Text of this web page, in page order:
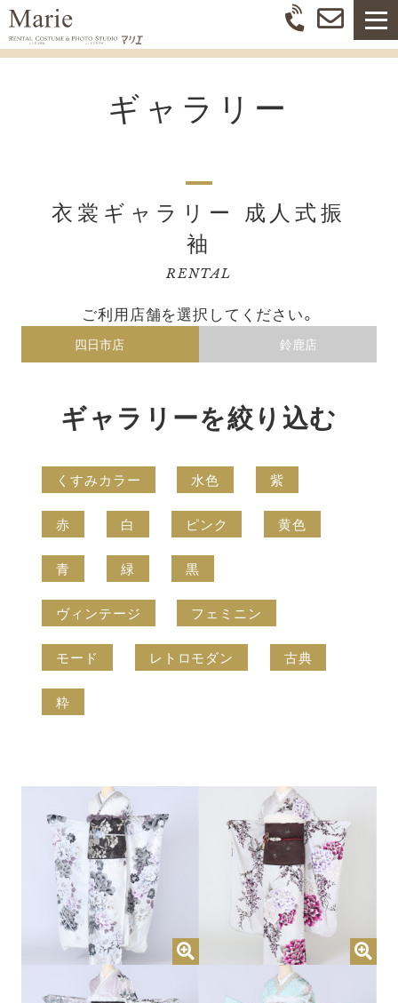
ギャラリー
衣裳ギャラリー 成人式振
袖
RENTAL
ご利用店舗を選択してください。
四日市店 鈴鹿店
ギャラリーを絞り込む
くすみカラー 水色 紫
赤 白 ピンク 黄色
青 緑 黒
ヴィンテージ フェミニン
モード レトロモダン 古典
粋